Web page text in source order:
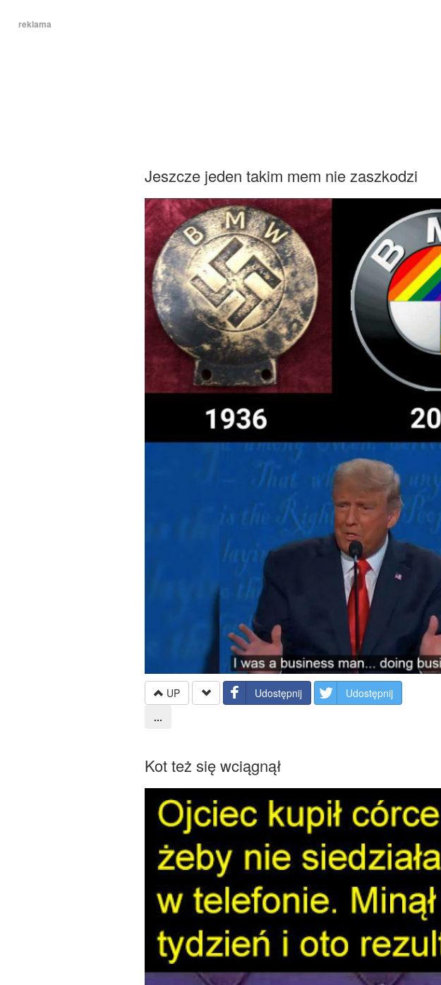
Jeszcze jeden takim mem nie zaszkodzi
UP Udostępnij
Udostępnij
...
Kot też się wciągnął
reklama